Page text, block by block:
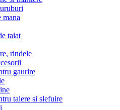
mana
taiat
rindele
gaurire
taiere si slefuire